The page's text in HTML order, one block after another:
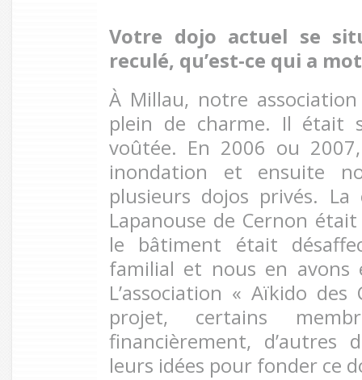
Votre dojo actuel se
reculé, qu’est-ce qui a
À Millau, notre
plein de charme. Il était
voûtée. En 2006 ou
inondation et ensuite
plusieurs dojos privés.
Lapanouse de Cernon
le bâtiment était
familial et nous en avons
L’association « Aïkido
projet, certains
financièrement,
leurs idées pour fonder ce